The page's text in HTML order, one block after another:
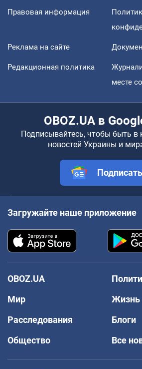
Правовая информация
Реклама на сайте
Редакционная политика
месте
OBOZ.UA в
Подписывайтесь, чтобы быть в
новостей Украины и
Загружайте наше приложение
OBOZ.UA
Мир
Жизнь
Расследования
Блоги
Общество
Все